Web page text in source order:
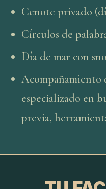
Cenote privado
Círculos de
Día de mar con
Acompañamiento
especializado en
previa,